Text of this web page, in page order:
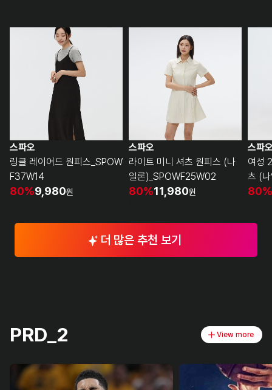
스파오
링클 레이어드 원피스_SPOW
F37W14
9,980원
80%
스파오
라이트 미니 셔츠 원피스 (나
일론)_SPOWF25W02
11,980원
80%
스파
여성
츠 (
80%
더 많은 추천 보기
PRD_2 View more